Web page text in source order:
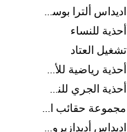
اديداس ألترا بوست
أحذية للنساء
تشغيل العتاد
أحذية رياضية للأطفال
أحذية الجري للنساء
مجموعة حقائب الظهر
اديداس أديدازيرو معدات الجري